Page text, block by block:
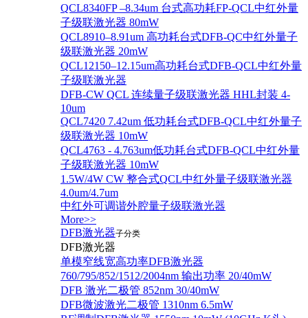
QCL8340FP –8.34um 台式高功耗FP-QCL中红外量
子级联激光器 80mW
QCL8910–8.91um 高功耗台式DFB-QC中红外量子
级联激光器 20mW
QCL12150–12.15um高功耗台式DFB-QCL中红外量
子级联激光器
DFB-CW QCL 连续量子级联激光器 HHL封装 4-
10um
QCL7420 7.42um 低功耗台式DFB-QCL中红外量子
级联激光器 10mW
QCL4763 - 4.763um低功耗台式DFB-QCL中红外量
子级联激光器 10mW
1.5W/4W CW 整合式QCL中红外量子级联激光器
4.0um/4.7um
中红外可调谐外腔量子级联激光器
More>>
DFB激光器子分类
DFB激光器
单模窄线宽高功率DFB激光器
760/795/852/1512/2004nm 输出功率 20/40mW
DFB 激光二极管 852nm 30/40mW
DFB微波激光二极管 1310nm 6.5mW